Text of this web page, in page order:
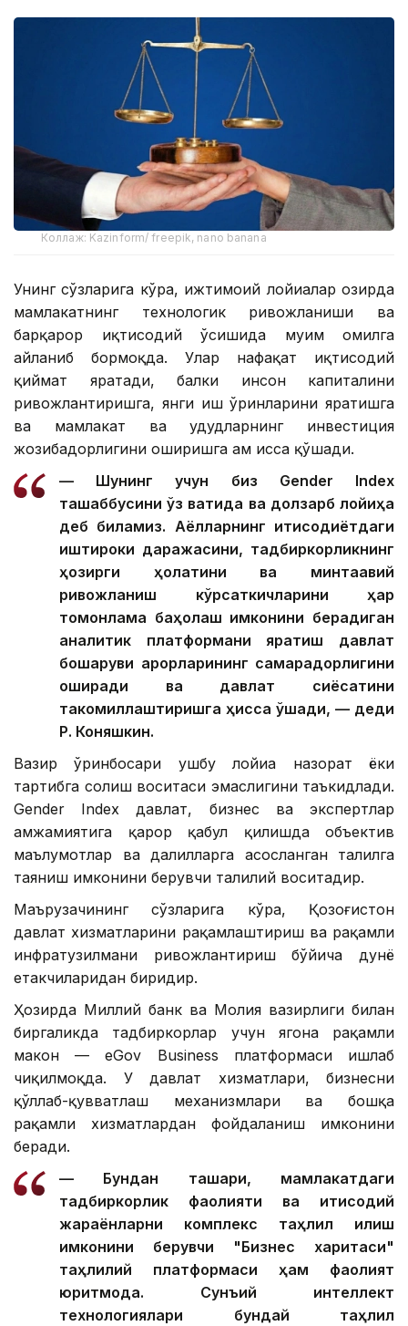
Коллаж: Kazinform/ freepik, nano banana
Унинг сўзларига кўра, ижтимоий лойиҳалар ҳозирда
мамлакатнинг технологик ривожланиши ва
барқарор иқтисодий ўсишида муҳим омилга
айланиб бормоқда. Улар нафақат иқтисодий
қиймат яратади, балки инсон капиталини
ривожлантиришга, янги иш ўринларини яратишга
ва мамлакат ва ҳудудларнинг инвестиция
жозибадорлигини оширишга ҳам ҳисса қўшади.
— Шунинг учун биз Gender Index
ташаббусини ўз вақтида ва долзарб лойиҳа
деб биламиз. Аёлларнинг иқтисодиётдаги
иштироки даражасини, тадбиркорликнинг
ҳозирги ҳолатини ва минтақавий
ривожланиш кўрсаткичларини ҳар
томонлама баҳолаш имконини берадиган
аналитик платформани яратиш давлат
бошқаруви қарорларининг самарадорлигини
оширади ва давлат сиёсатини
такомиллаштиришга ҳисса қўшади, — деди
Р. Коняшкин.
Вазир ўринбосари ушбу лойиҳа назорат ёки
тартибга солиш воситаси эмаслигини таъкидлади.
Gender Index давлат, бизнес ва экспертлар
ҳамжамиятига қарор қабул қилишда объектив
маълумотлар ва далилларга асосланган таҳлилга
таяниш имконини берувчи таҳлилий воситадир.
Маърузачининг сўзларига кўра, Қозоғистон
давлат хизматларини рақамлаштириш ва рақамли
инфратузилмани ривожлантириш бўйича дунё
етакчиларидан биридир.
Ҳозирда Миллий банк ва Молия вазирлиги билан
биргаликда тадбиркорлар учун ягона рақамли
макон — eGov Business платформаси ишлаб
чиқилмоқда. У давлат хизматлари, бизнесни
қўллаб-қувватлаш механизмлари ва бошқа
рақамли хизматлардан фойдаланиш имконини
беради.
— Бундан ташқари, мамлакатдаги
тадбиркорлик фаолияти ва иқтисодий
жараёнларни комплекс таҳлил қилиш
имконини берувчи "Бизнес харитаси"
таҳлилий платформаси ҳам фаолият
юритмоқда. Сунъий интеллект
технологиялари бундай таҳлил